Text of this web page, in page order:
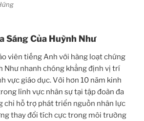
Sáng Của Huỳnh Như
viên tiếng Anh với hàng loạt chứng
Như nhanh chóng khẳng định vị trí
vực giáo dục. Với hơn 10 năm kinh
lĩnh vực nhân sự tại tập đoàn đa
chỉ hỗ trợ phát triển nguồn nhân lực
thay đổi tích cực trong môi trường